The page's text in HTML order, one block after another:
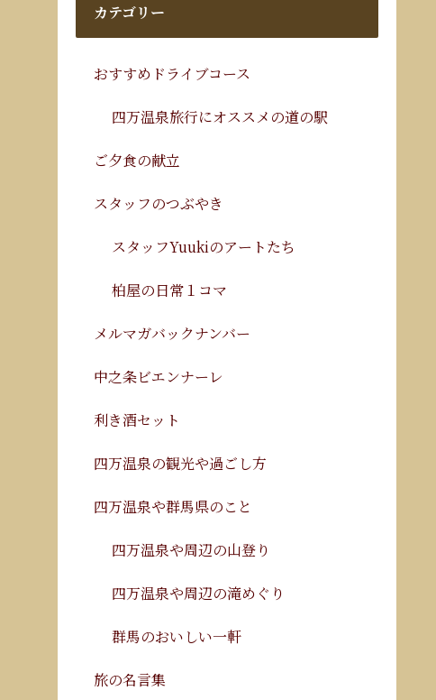
カテゴリー
おすすめドライブコース
四万温泉旅行にオススメの道の駅
ご夕食の献立
スタッフのつぶやき
スタッフYuukiのアートたち
柏屋の日常１コマ
メルマガバックナンバー
中之条ビエンナーレ
利き酒セット
四万温泉の観光や過ごし方
四万温泉や群馬県のこと
四万温泉や周辺の山登り
四万温泉や周辺の滝めぐり
群馬のおいしい一軒
旅の名言集